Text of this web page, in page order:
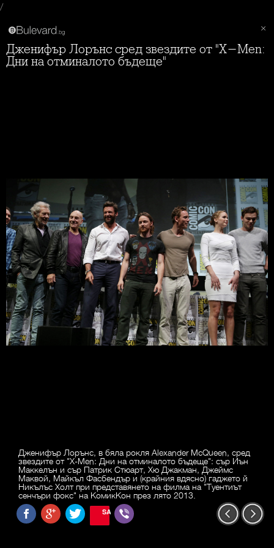
/
Дженифър Лорънс сред звездите от "X-Men:
Дни на отминалото бъдеще"
Дженифър Лорънс, в бяла рокля Alexander McQueen, сред
звездите от "X-Men: Дни на отминалото бъдеще": сър Иън
Маккелън и сър Патрик Стюарт, Хю Джакман, Джеймс
Маквой, Майкъл Фасбендър и (крайния вдясно) гаджето й
Никълъс Холт при представянето на филма на "Туентиът
сенчъри фокс" на КомикКон през лято 2013.
SAVE